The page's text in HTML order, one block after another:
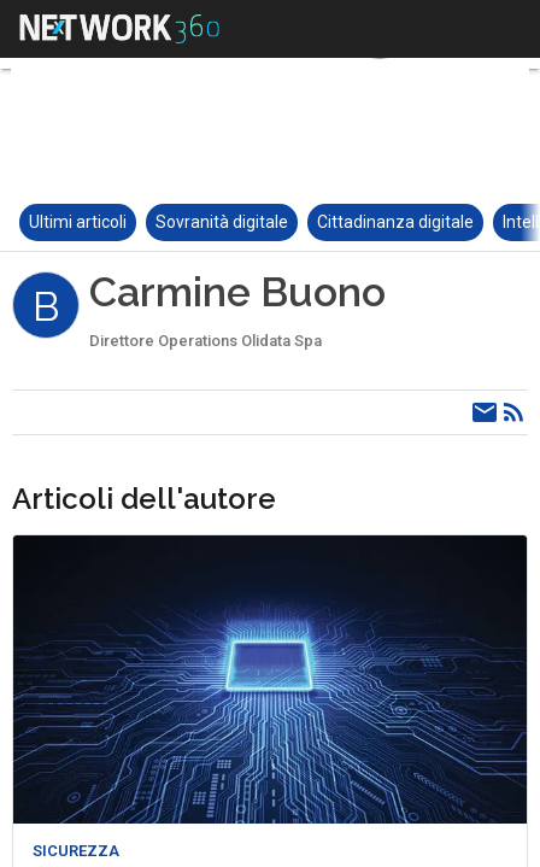
Ultimi articoli Sovranità digitale Cittadinanza digitale
B Carmine Buono
Direttore Operations Olidata Spa
Articoli dell'autore
SICUREZZA